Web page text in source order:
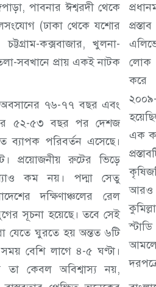
পাবনার ঈশ্বরদী থেকে
(ঢাকা থেকে যশোর
কক্সবাজার, খুলনা-
সবখানে প্রায় একই নাটক
অবসানের ৭৬-৭৭ বছর এবং
৫২-৫৩ বছর পর দেশজ
ব্যাপক পরিবর্তন এসেছে।
প্রয়োজনীয় রুটের ভিড়ে
কম নয়। পদ্মা সেতু
দক্ষিণাঞ্চলের রেল
সূচনা হয়েছে। তবে সেই
যেতে ঘুরতে হয় অন্তত ৬টি
বেশি লাগে ৪-৫ ঘণ্টা।
কেবল অবিশ্বাস্য নয়,
লোক
করে
এক
আরও
আমলে